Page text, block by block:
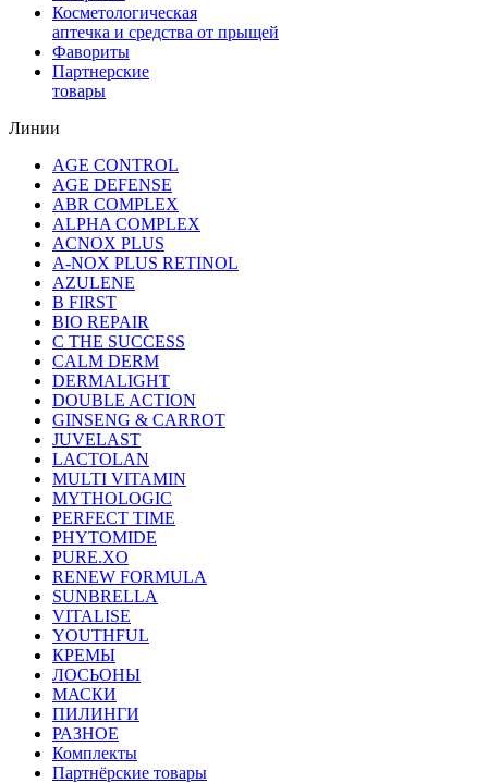
Косметологическая
аптечка и средства от прыщей
Фавориты
Партнерские
товары
Линии
AGE CONTROL
AGE DEFENSE
ABR COMPLEX
ALPHA COMPLEX
ACNOX PLUS
A-NOX PLUS RETINOL
AZULENE
B FIRST
BIO REPAIR
C THE SUCCESS
CALM DERM
DERMALIGHT
DOUBLE ACTION
GINSENG & CARROT
JUVELAST
LACTOLAN
MULTI VITAMIN
MYTHOLOGIC
PERFECT TIME
PHYTOMIDE
PURE.XO
RENEW FORMULA
SUNBRELLA
VITALISE
YOUTHFUL
КРЕМЫ
ЛОСЬОНЫ
МАСКИ
ПИЛИНГИ
РАЗНОЕ
Комплекты
Партнёрские товары